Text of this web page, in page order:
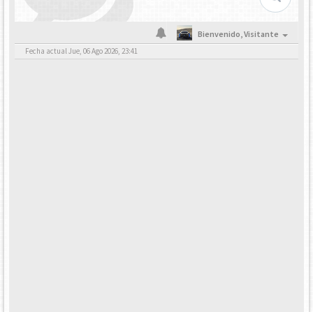
Bienvenido,Visitante
Fecha actual Jue, 06 Ago 2026, 23:41